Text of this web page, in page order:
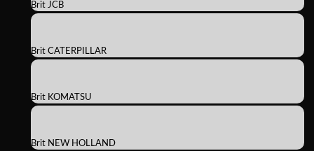
Brit JCB
Brit CATERPILLAR
Brit KOMATSU
Brit NEW HOLLAND